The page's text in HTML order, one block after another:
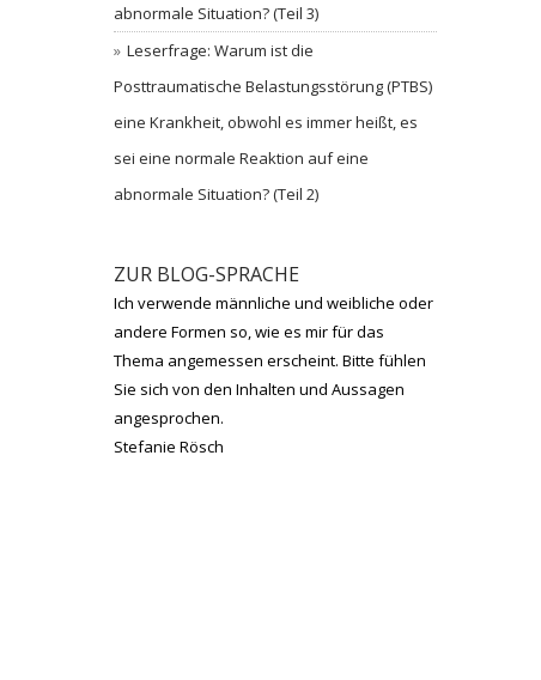
abnormale Situation? (Teil 3)
Leserfrage: Warum ist die
Posttraumatische Belastungsstörung (PTBS)
eine Krankheit, obwohl es immer heißt, es
sei eine normale Reaktion auf eine
abnormale Situation? (Teil 2)
ZUR BLOG-SPRACHE
Ich verwende männliche und weibliche oder
andere Formen so, wie es mir für das
Thema angemessen erscheint. Bitte fühlen
Sie sich von den Inhalten und Aussagen
angesprochen.
Stefanie Rösch